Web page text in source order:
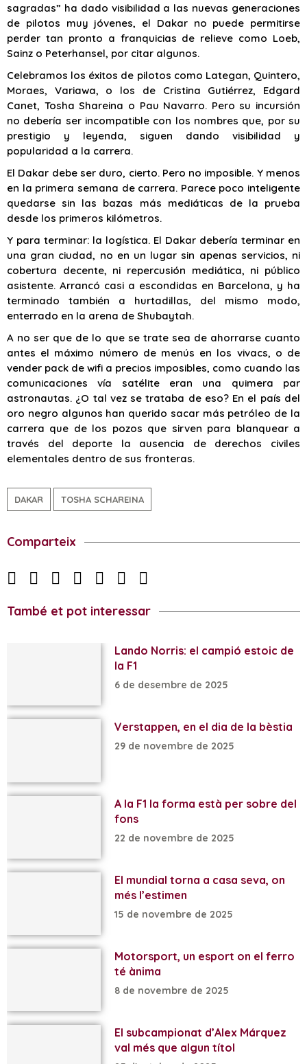
sagradas” ha dado visibilidad a las nuevas generaciones
de pilotos muy jóvenes, el Dakar no puede permitirse
perder tan pronto a franquicias de relieve como Loeb,
Sainz o Peterhansel, por citar algunos.
Celebramos los éxitos de pilotos como Lategan, Quintero,
Moraes, Variawa, o los de Cristina Gutiérrez, Edgard
Canet, Tosha Shareina o Pau Navarro. Pero su incursión
no debería ser incompatible con los nombres que, por su
prestigio y leyenda, siguen dando visibilidad y
popularidad a la carrera.
El Dakar debe ser duro, cierto. Pero no imposible. Y menos
en la primera semana de carrera. Parece poco inteligente
quedarse sin las bazas más mediáticas de la prueba
desde los primeros kilómetros.
Y para terminar: la logística. El Dakar debería terminar en
una gran ciudad, no en un lugar sin apenas servicios, ni
cobertura decente, ni repercusión mediática, ni público
asistente. Arrancó casi a escondidas en Barcelona, y ha
terminado también a hurtadillas, del mismo modo,
enterrado en la arena de Shubaytah.
A no ser que de lo que se trate sea de ahorrarse cuanto
antes el máximo número de menús en los vivacs, o de
vender pack de wifi a precios imposibles, como cuando las
comunicaciones vía satélite eran una quimera par
astronautas. ¿O tal vez se trataba de eso? En el país del
oro negro algunos han querido sacar más petróleo de la
carrera que de los pozos que sirven para blanquear a
través del deporte la ausencia de derechos civiles
elementales dentro de sus fronteras.
DAKAR TOSHA SCHAREINA
Comparteix
També et pot interessar
Lando Norris: el campió estoic de
la F1
6 de desembre de 2025
Verstappen, en el dia de la bèstia
29 de novembre de 2025
A la F1 la forma està per sobre del
fons
22 de novembre de 2025
El mundial torna a casa seva, on
més l’estimen
15 de novembre de 2025
Motorsport, un esport on el ferro
té ànima
8 de novembre de 2025
El subcampionat d’Alex Márquez
val més que algun títol